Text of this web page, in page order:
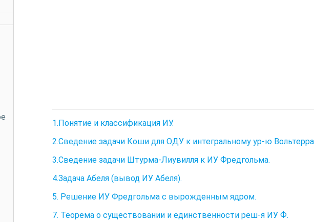
1.Понятие и классификация ИУ.
2.Сведение задачи Коши для ОДУ к интегральному ур-ю
3.Сведение задачи Штурма-Лиувилля к ИУ Фредгольма.
4.Задача Абеля (вывод ИУ Абеля).
5. Решение ИУ Фредгольма с вырожденным ядром.
7. Теорема о существовании и единственности реш-я ИУ Ф.